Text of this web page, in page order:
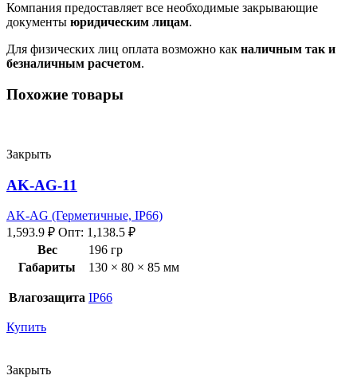
Компания предоставляет все необходимые закрывающие
документы юридическим лицам.
Для физических лиц оплата возможно как наличным так и
безналичным расчетом.
Похожие товары
Закрыть
AK-AG-11
AK-AG (Герметичные, IP66)
1,593.9 ₽ Опт: 1,138.5 ₽
Вес
196 гр
Габариты
130 × 80 × 85 мм
Влагозащита IP66
Купить
Закрыть